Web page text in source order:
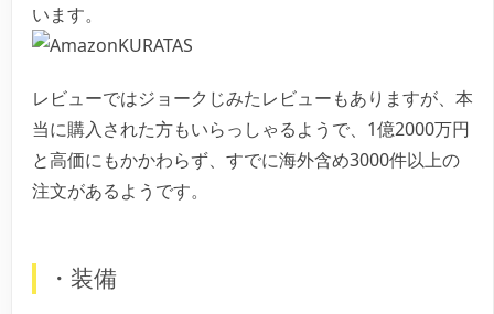
います。
レビューではジョークじみたレビューもありますが、本
当に購入された方もいらっしゃるようで、1億2000万円
と高価にもかかわらず、すでに海外含め3000件以上の
注文があるようです。
・装備